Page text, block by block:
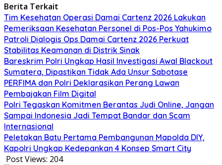
Berita Terkait
Tim Kesehatan Operasi Damai Cartenz 2026 Lakukan
Pemeriksaan Kesehatan Personel di Pos-Pos Yahukimo
Patroli Dialogis Ops Damai Cartenz 2026 Perkuat
Stabilitas Keamanan di Distrik Sinak
Bareskrim Polri Ungkap Hasil Investigasi Awal Blackout
Sumatera, Dipastikan Tidak Ada Unsur Sabotase
PERFIMA dan Polri Deklarasikan Perang Lawan
Pembajakan Film Digital
Polri Tegaskan Komitmen Berantas Judi Online, Jangan
Sampai Indonesia Jadi Tempat Bandar dan Scam
Internasional
Peletakan Batu Pertama Pembangunan Mapolda DIY,
Kapolri Ungkap Kedepankan 4 Konsep Smart City
Post Views: 204